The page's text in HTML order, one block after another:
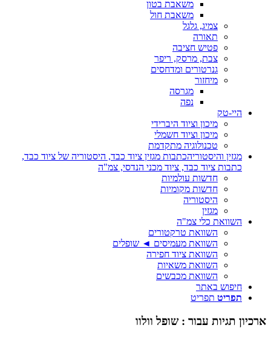
משאבת בטון
משאבת חול
צמיג, גלגל
תאורה
פטיש חציבה
צבת, מרסק, ריפר
גנרטורים ומדחסים
מיחזור
מגרסה
נפה
היי-טק
מיכון וציוד היברידי
מיכון וציוד חשמלי
טכנולוגיה מתקדמת
מגזין והיסטוריהכתבות מגזין ציוד כבד, היסטוריה של ציוד כבד,
כתבות ציוד כבד, ציוד מכני הנדסי, צמ"ה
חדשות עולמיות
חדשות מקומיות
היסטוריה
מגזין
השוואת כלי צמ"ה
השוואת טרקטורים
השוואת מעמיסים ◄ שופלים
השוואת ציוד חפירה
השוואת משאיות
השוואת מכבשים
חיפוש באתר
תפריט תפריט
ארכיון תגיות עבור :שופל וולוו